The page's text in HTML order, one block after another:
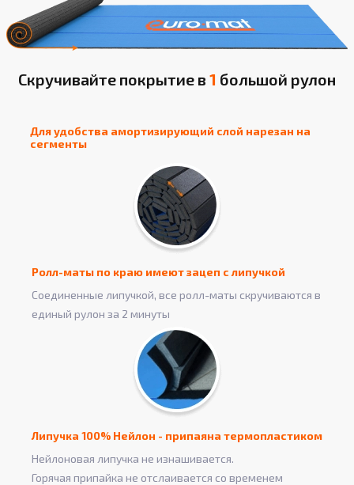
Скручивайте покрытие в 1 большой рулон
Для удобства амортизирующий слой нарезан на
сегменты
Ролл-маты по краю имеют зацеп с липучкой
Соединенные липучкой, все ролл-маты скручиваются в
единый рулон за 2 минуты
Липучка 100% Нейлон - припаяна термопластиком
Нейлоновая липучка не изнашивается.
Горячая припайка не отслаивается со временем